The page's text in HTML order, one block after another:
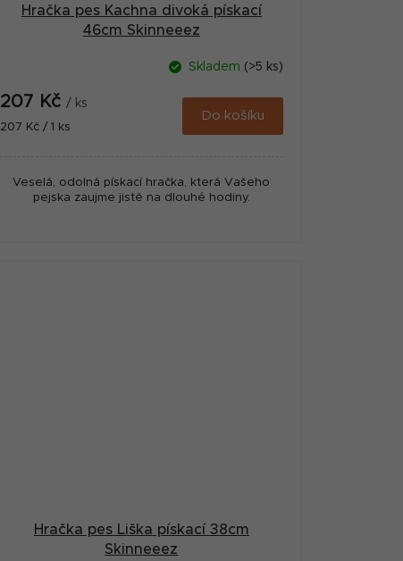
Hračka pes Kachna divoká pískací
46cm Skinneeez
Skladem (>5 ks)
207 Kč / ks
Měrná
207 Kč / 1 ks
Do košíku
Veselá, odolná pískací hračka, která Vašeho
pejska zaujme jistě na dlouhé hodiny.
Hračka pes Liška pískací 38cm
Skinneeez